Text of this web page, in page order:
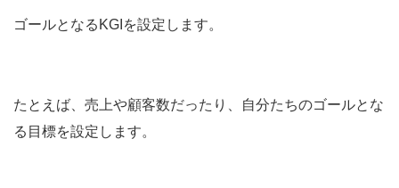
ゴールとなるKGIを設定します。
たとえば、売上や顧客数だったり、自分たちのゴールとな
る目標を設定します。